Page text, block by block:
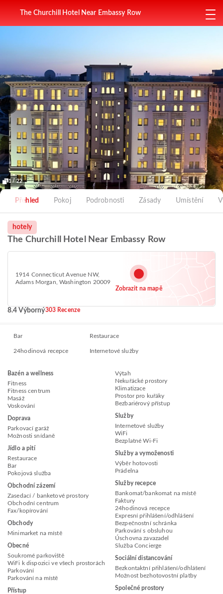
The Churchill Hotel Near Embassy Row
1 / 22
Přehled Pokoj Podrobnosti Zásady Umístění
hotely
The Churchill Hotel Near Embassy Row
1914 Connecticut Avenue NW,
Adams Morgan, Washington 20009
Zobrazit na mapě
8.4 Výborný303 Recenze
Bar Restaurace
24hodinová recepce Internetové služby
Bazén a wellness
Fitness
Fitness centrum
Masáž
Voskování
Doprava
Parkovací garáž
Možnosti snídaně
Jídlo a pití
Restaurace
Bar
Pokojová služba
Obchodní zázemí
Zasedací / banketové prostory
Obchodní centrum
Fax/kopírování
Obchody
Minimarket na místě
Obecné
Soukromé parkoviště
WiFi k dispozici ve všech prostorách
Parkování
Parkování na místě
Přístup
Výtah
Nekuřácké prostory
Klimatizace
Prostor pro kuřáky
Bezbariérový přístup
Služby
Internetové služby
WiFi
Bezplatné Wi-Fi
Služby a vymoženosti
Výběr hotovosti
Prádelna
Služby recepce
Bankomat/bankomat na místě
Faktury
24hodinová recepce
Expresní přihlášení/odhlášení
Bezpečnostní schránka
Parkování s obsluhou
Úschovna zavazadel
Služba Concierge
Sociální distancování
Bezkontaktní přihlášení/odhlášení
Možnost bezhotovostní platby
Společné prostory